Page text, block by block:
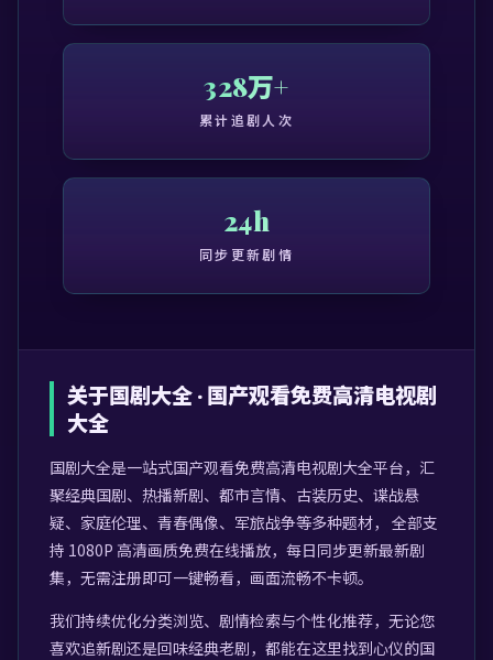
328万+
累计追剧人次
24h
同步更新剧情
关于国剧大全·国产观看免费高清电视剧
大全
国剧大全是一站式国产观看免费高清电视剧大全平台，汇
聚经典国剧、热播新剧、都市言情、古装历史、谍战悬
疑、家庭伦理、青春偶像、军旅战争等多种题材， 全部支
持 1080P 高清画质免费在线播放，每日同步更新最新剧
集，无需注册即可一键畅看，画面流畅不卡顿。
我们持续优化分类浏览、剧情检索与个性化推荐，无论您
喜欢追新剧还是回味经典老剧，都能在这里找到心仪的国